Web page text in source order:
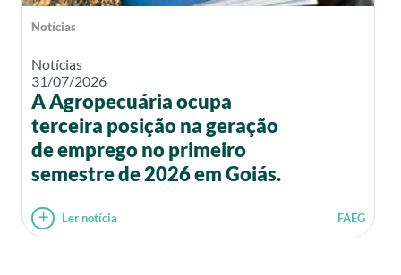
Notícias
Notícias
31/07/2026
A Agropecuária ocupa
terceira posição na geração
de emprego no primeiro
semestre de 2026 em Goiás.
Ler notícia FAEG